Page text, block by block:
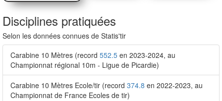
Disciplines pratiquées
Selon les données connues de Statis'tir
Carabine 10 Mètres (record 552.5 en 2023-2024, au
Championnat régional 10m - Ligue de Picardie)
Carabine 10 Mètres Ecole/tir (record 374.8 en 2022-2023, au
Championnat de France Ecoles de tir)